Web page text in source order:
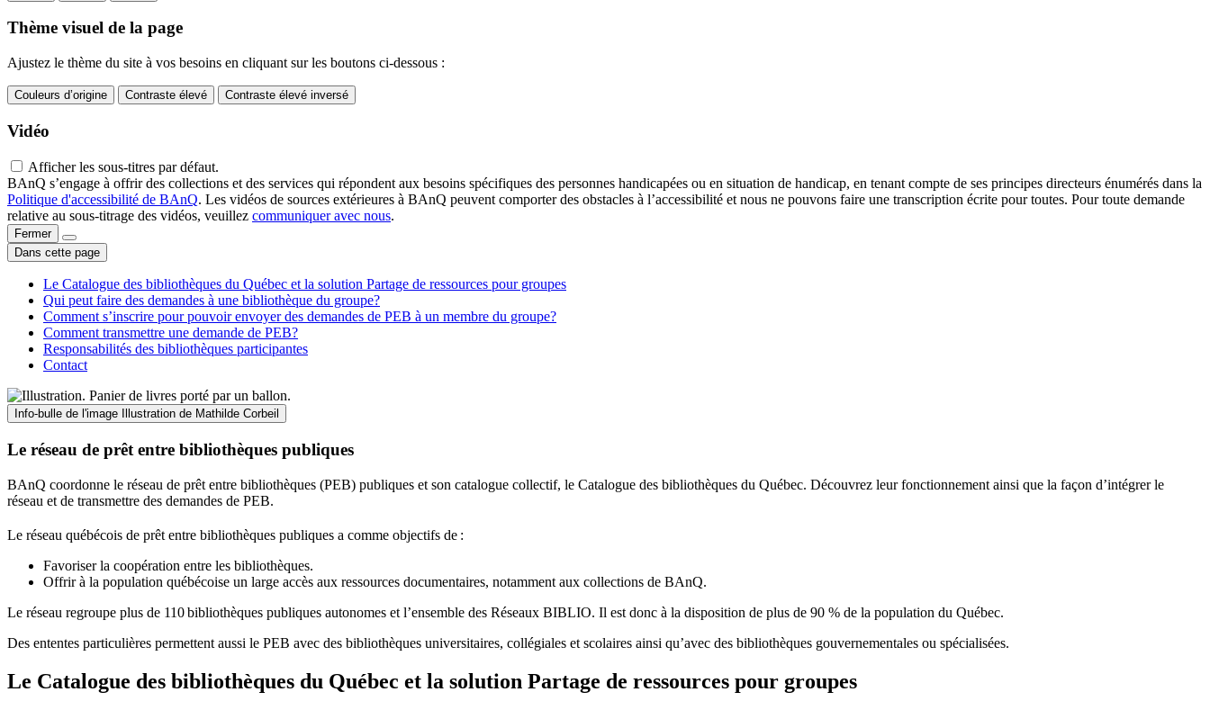
Thème visuel de la page
Ajustez le thème du site à vos besoins en cliquant sur les boutons ci-dessous :
Couleurs d’origine Contraste élevé Contraste élevé inversé
Vidéo
Afficher les sous-titres par défaut.
BAnQ s’engage à offrir des collections et des services qui répondent aux besoins spécifiques des personnes handicapées ou en situation de handicap, en tenant compte de ses principes directeurs énumérés dans la
Politique d'accessibilité de BAnQ. Les vidéos de sources extérieures à BAnQ peuvent comporter des obstacles à l’accessibilité et nous ne pouvons faire une transcription écrite pour toutes. Pour toute demande
relative au sous-titrage des vidéos, veuillez communiquer avec nous.
Fermer
Dans cette page
Le Catalogue des bibliothèques du Québec et la solution Partage de ressources pour groupes
Qui peut faire des demandes à une bibliothèque du groupe?
Comment s’inscrire pour pouvoir envoyer des demandes de PEB à un membre du groupe?
Comment transmettre une demande de PEB?
Responsabilités des bibliothèques participantes
Contact
Info-bulle de l'image Illustration de Mathilde Corbeil
Le réseau de prêt entre bibliothèques publiques
BAnQ coordonne le réseau de prêt entre bibliothèques (PEB) publiques et son catalogue collectif, le Catalogue des bibliothèques du Québec. Découvrez leur fonctionnement ainsi que la façon d’intégrer le
réseau et de transmettre des demandes de PEB.
Le réseau québécois de prêt entre bibliothèques publiques a comme objectifs de :
Favoriser la coopération entre les bibliothèques.
Offrir à la population québécoise un large accès aux ressources documentaires, notamment aux collections de BAnQ.
Le réseau regroupe plus de 110bibliothèques publiques autonomes et l’ensemble des Réseaux BIBLIO. Il est donc à la disposition de plus de 90 % de la population du Québec.
Des ententes particulières permettent aussi le PEB avec des bibliothèques universitaires, collégiales et scolaires ainsi qu’avec des bibliothèques gouvernementales ou spécialisées.
Le Catalogue des bibliothèques du Québec et la solution Partage de ressources pour groupes